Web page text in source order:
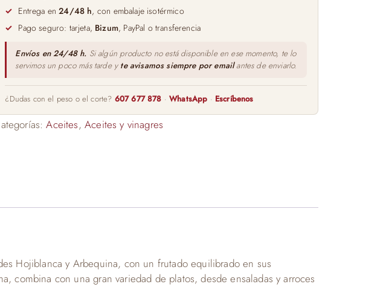
Oleoestepa
cantidad
Entrega en24/48 h, con embalaje isotérmico
Pago seguro: tarjeta, Bizum, PayPal o transferencia
Envíos en 24/48 h. Si algún producto no está disponible en ese momento, te lo
servimos un poco más tarde y te avisamos siempre por emailantes de enviarlo.
¿Dudas con el peso o el corte? 607 677 878 ·WhatsApp · Escríbenos
Aceites, Aceites y vinagres
Hojiblanca y Arbequina, con un frutado equilibrado en sus
combina con una gran variedad de platos, desde ensaladas y arroces